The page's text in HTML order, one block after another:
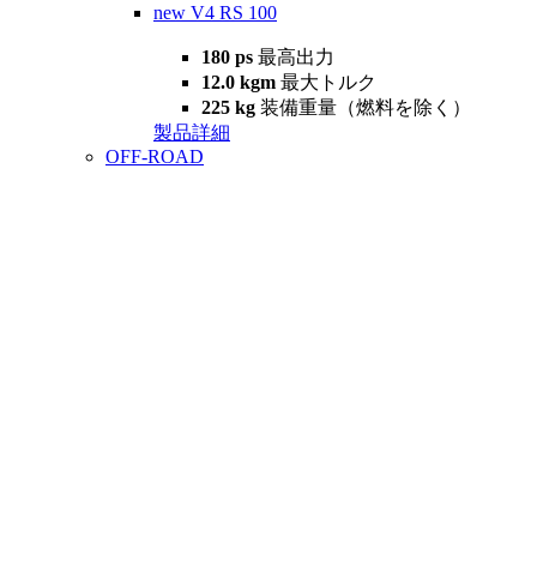
new V4 RS 100
180 ps 最高出力
12.0 kgm 最大トルク
225 kg 装備重量（燃料を除く）
製品詳細
OFF-ROAD